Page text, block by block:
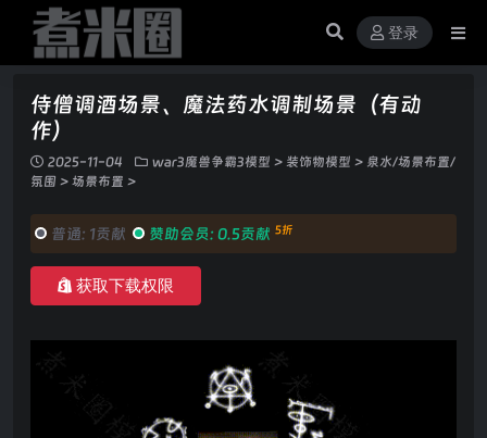
登录
侍僧调酒场景、魔法药水调制场景（有动
作）
2025-11-04 war3魔兽争霸3模型 > 装饰物模型 > 泉水/场景布置/
氛围 > 场景布置 >
普通: 1贡献 赞助会员: 0.5贡献 5折
获取下载权限